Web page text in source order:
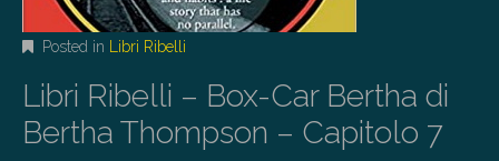
Posted in Libri Ribelli
Libri Ribelli – Box-Car Bertha di
Bertha Thompson – Capitolo 7